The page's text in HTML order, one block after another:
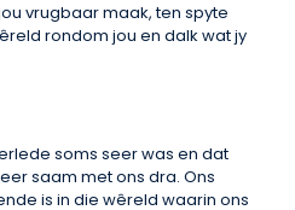
vrugbaar maak, ten spyte
rondom jou en dalk wat jy
soms seer was en dat
saam met ons dra. Ons
is in die wêreld waarin ons